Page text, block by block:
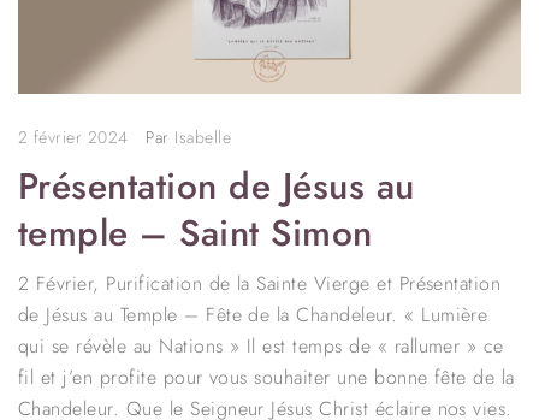
2 février 2024 Par Isabelle
Présentation de Jésus au
temple – Saint Simon
2 Février, Purification de la Sainte Vierge et Présentation
de Jésus au Temple – Fête de la Chandeleur. « Lumière
qui se révèle au Nations » Il est temps de « rallumer » ce
fil et j’en profite pour vous souhaiter une bonne fête de la
Chandeleur. Que le Seigneur Jésus Christ éclaire nos vies.